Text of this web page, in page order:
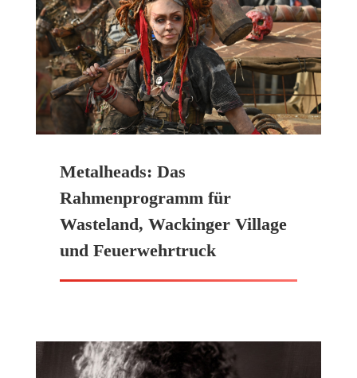
Metalheads: Das
Rahmenprogramm für
Wasteland, Wackinger Village
und Feuerwehrtruck